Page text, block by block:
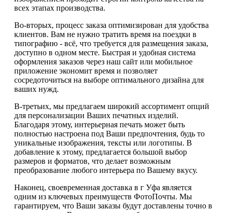
всех этапах производства.
Во-вторых, процесс заказа оптимизирован для удобства
клиентов. Вам не нужно тратить время на поездки в
типографию - всё, что требуется для размещения заказа,
доступно в одном месте. Быстрая и удобная система
оформления заказов через наш сайт или мобильное
приложение экономит время и позволяет
сосредоточиться на выборе оптимального дизайна для
ваших нужд.
В-третьих, мы предлагаем широкий ассортимент опций
для персонализации Ваших печатных изделий.
Благодаря этому, интерьерная печать может быть
полностью настроена под Ваши предпочтения, будь то
уникальные изображения, тексты или логотипы. В
добавление к этому, предлагается большой выбор
размеров и форматов, что делает возможным
преобразование любого интерьера по Вашему вкусу.
Наконец, своевременная доставка в г Уфа является
одним из ключевых преимуществ ФотоПочты. Мы
гарантируем, что Ваши заказы будут доставлены точно в